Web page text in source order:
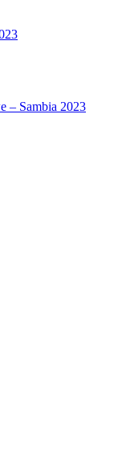
– Sambia 2023